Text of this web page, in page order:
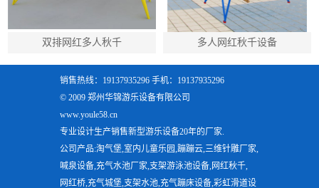
双排网红多人秋千 多人网红秋千设备
销售热线：19137935296 手机：19137935296
© 2009 郑州华锦游乐设备有限公司
www.youle58.cn
专业设计生产销售新型游乐设备20年的厂家.
公司产品:淘气堡,室内儿童乐园,蹦蹦云,三维针雕厂家,
喊泉设备,充气水池厂家,支架游泳池设备,网红秋千,
网红桥,充气城堡,支架水池,充气蹦床设备,彩虹滑道设